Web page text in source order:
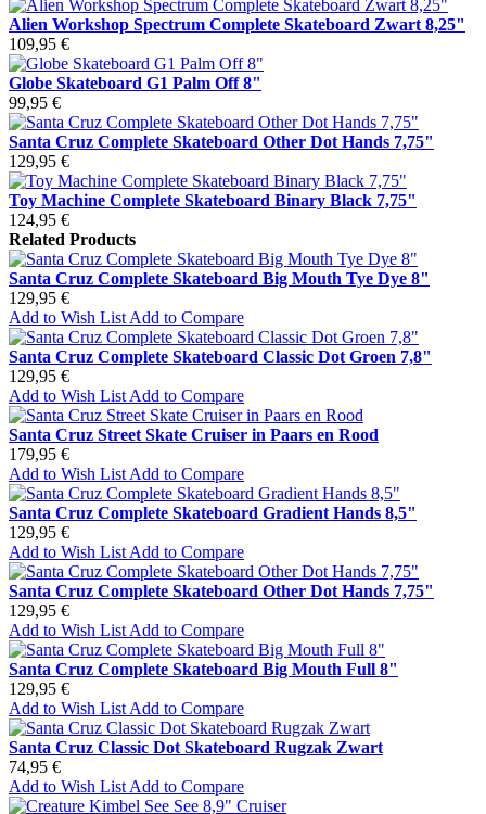
Alien Workshop Spectrum Complete Skateboard Zwart 8,25"
109,95 €
Globe Skateboard G1 Palm Off 8"
99,95 €
Santa Cruz Complete Skateboard Other Dot Hands 7,75"
129,95 €
Toy Machine Complete Skateboard Binary Black 7,75"
124,95 €
Related Products
Santa Cruz Complete Skateboard Big Mouth Tye Dye 8"
129,95 €
Add to Wish List Add to Compare
Santa Cruz Complete Skateboard Classic Dot Groen 7,8"
129,95 €
Add to Wish List Add to Compare
Santa Cruz Street Skate Cruiser in Paars en Rood
179,95 €
Add to Wish List Add to Compare
Santa Cruz Complete Skateboard Gradient Hands 8,5"
129,95 €
Add to Wish List Add to Compare
Santa Cruz Complete Skateboard Other Dot Hands 7,75"
129,95 €
Add to Wish List Add to Compare
Santa Cruz Complete Skateboard Big Mouth Full 8"
129,95 €
Add to Wish List Add to Compare
Santa Cruz Classic Dot Skateboard Rugzak Zwart
74,95 €
Add to Wish List Add to Compare